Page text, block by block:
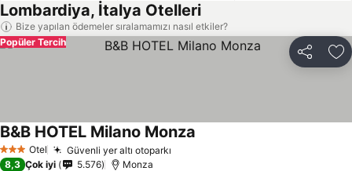
Lombardiya, İtalya Otelleri
Bize yapılan ödemeler sıralamamızı nasıl etkiler?
Paylaş
Popüler Tercih
3 YıldızOtel Güvenli yer altı otoparkı
B&B HOTEL Milano Monza
8,3 Çok iyi 5.576 Monza